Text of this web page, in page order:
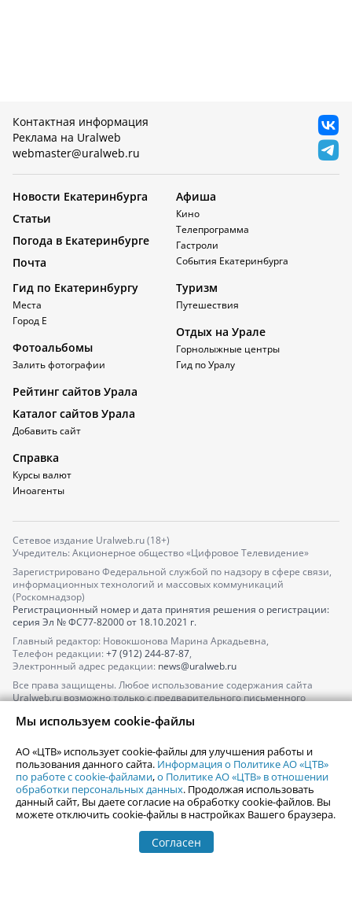
Контактная информация
Реклама на Uralweb
webmaster@uralweb.ru
Новости Екатеринбурга
Статьи
Погода в Екатеринбурге
Почта
Афиша
Кино
Телепрограмма
Гастроли
События Екатеринбурга
Гид по Екатеринбургу
Места
Город Е
Фотоальбомы
Залить фотографии
Туризм
Путешествия
Отдых на Урале
Горнолыжные центры
Гид по Уралу
Рейтинг сайтов Урала
Каталог сайтов Урала
Добавить сайт
Справка
Курсы валют
Иноагенты
Сетевое издание Uralweb.ru (18+)
Учредитель: Акционерное общество «Цифровое Телевидение»
Зарегистрировано Федеральной службой по надзору в сфере связи,
информационных технологий и массовых коммуникаций
(Роскомнадзор)
Регистрационный номер и дата принятия решения о регистрации:
серия Эл № ФС77-82000от 18.10.2021 г.
Главный редактор: Новокшонова Марина Аркадьевна,
Телефон редакции: +7 (912) 244-87-87,
Электронный адрес редакции: news@uralweb.ru
Все права защищены. Любое использование содержания сайта
Uralweb.ru возможно только с предварительного письменного
По вопросам размещения рекламы обращайтесь по тел.
По вопросам размещения информации в разделе «Афиша»
afisha@uralweb.ru
Пользовательское соглашение на использование сайта
Политика АО «ЦТВ» в отношении обработки персональных данных
Мы используем cookie-файлы
АО «ЦТВ» использует cookie-файлы для улучшения работы и
пользования данного сайта. Информация о Политике АО «ЦТВ»
по работе с cookie-файлами,о Политике АО «ЦТВ» в отношении
обработки персональных данных. Продолжая использовать
данный сайт, Вы даете согласие на обработку cookie-файлов. Вы
можете отключить cookie-файлы в настройках Вашего браузера.
Согласен